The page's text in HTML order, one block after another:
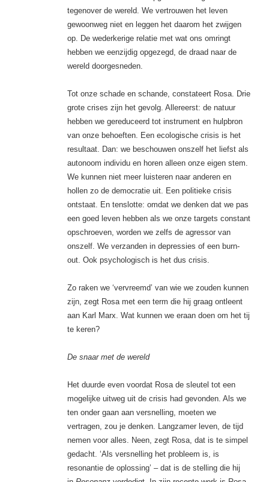
tegenover de wereld. We vertrouwen het leven
gewoonweg niet en leggen het daarom het zwijgen
op. De wederkerige relatie met wat ons omringt
hebben we eenzijdig opgezegd, de draad naar de
wereld doorgesneden.
Tot onze schade en schande, constateert Rosa. Drie
grote crises zijn het gevolg. Allereerst: de natuur
hebben we gereduceerd tot instrument en hulpbron
van onze behoeften. Een ecologische crisis is het
resultaat. Dan: we beschouwen onszelf het liefst als
autonoom individu en horen alleen onze eigen stem.
We kunnen niet meer luisteren naar anderen en
hollen zo de democratie uit. Een politieke crisis
ontstaat. En tenslotte: omdat we denken dat we pas
een goed leven hebben als we onze targets constant
opschroeven, worden we zelfs de agressor van
onszelf. We verzanden in depressies of een burn-
out. Ook psychologisch is het dus crisis.
Zo raken we ‘vervreemd’ van wie we zouden kunnen
zijn, zegt Rosa met een term die hij graag ontleent
aan Karl Marx. Wat kunnen we eraan doen om het tij
te keren?
De snaar met de wereld
Het duurde even voordat Rosa de sleutel tot een
mogelijke uitweg uit de crisis had gevonden. Als we
ten onder gaan aan versnelling, moeten we
vertragen, zou je denken. Langzamer leven, de tijd
nemen voor alles. Neen, zegt Rosa, dat is te simpel
gedacht. ‘Als versnelling het probleem is, is
resonantie de oplossing’ – dat is de stelling die hij